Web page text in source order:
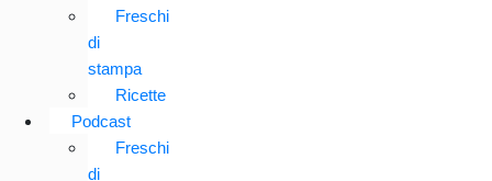
Freschi
di
stampa
Ricette
Podcast
Freschi
di